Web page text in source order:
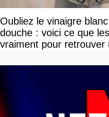
Oubliez le vinaigre
douche : voici ce que
vraiment pour retrouver